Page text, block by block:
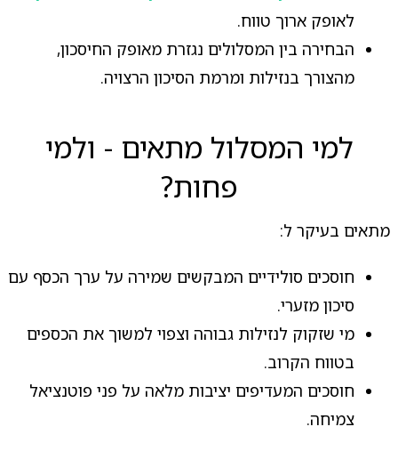
לאופק ארוך טווח.
הבחירה בין המסלולים נגזרת מאופק החיסכון,
מהצורך בנזילות ומרמת הסיכון הרצויה.
למי המסלול מתאים - ולמי
פחות?
מתאים בעיקר ל:
חוסכים סולידיים המבקשים שמירה על ערך הכסף עם
סיכון מזערי.
מי שזקוק לנזילות גבוהה וצפוי למשוך את הכספים
בטווח הקרוב.
חוסכים המעדיפים יציבות מלאה על פני פוטנציאל
צמיחה.